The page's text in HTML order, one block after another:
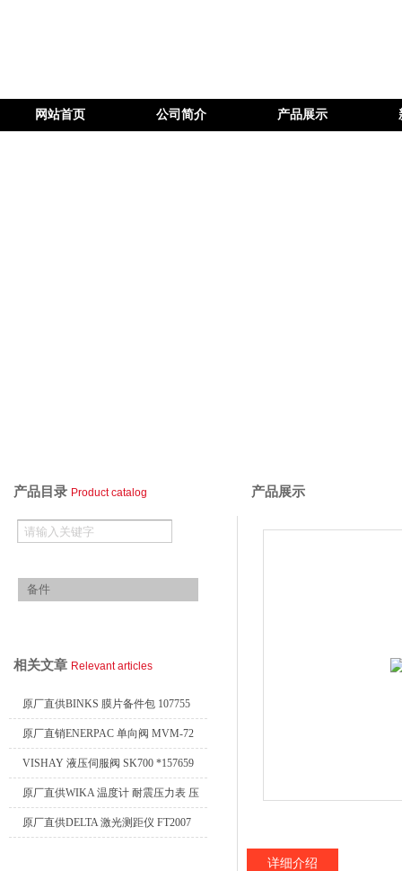
网站首页 公司简介 产品展示
产品目录 Product catalog
备件
相关文章 Relevant articles
原厂直供BINKS 膜片备件包 107755
原厂直销ENERPAC 单向阀 MVM-72
VISHAY 液压伺服阀 SK700 *157659
原厂直供WIKA 温度计 耐震压力表 压
力开关 变送器
原厂直供DELTA 激光测距仪 FT2007
产品展示
详细介绍